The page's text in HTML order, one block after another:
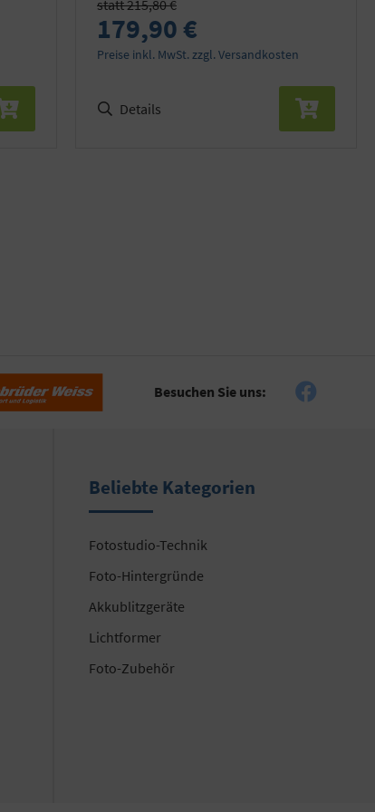
statt 215,80 €
179,90 €
Preise inkl. MwSt. zzgl. Versandkosten
Details
Besuchen Sie uns:
Beliebte Kategorien
Fotostudio-Technik
Foto-Hintergründe
Akkublitzgeräte
Lichtformer
Foto-Zubehör